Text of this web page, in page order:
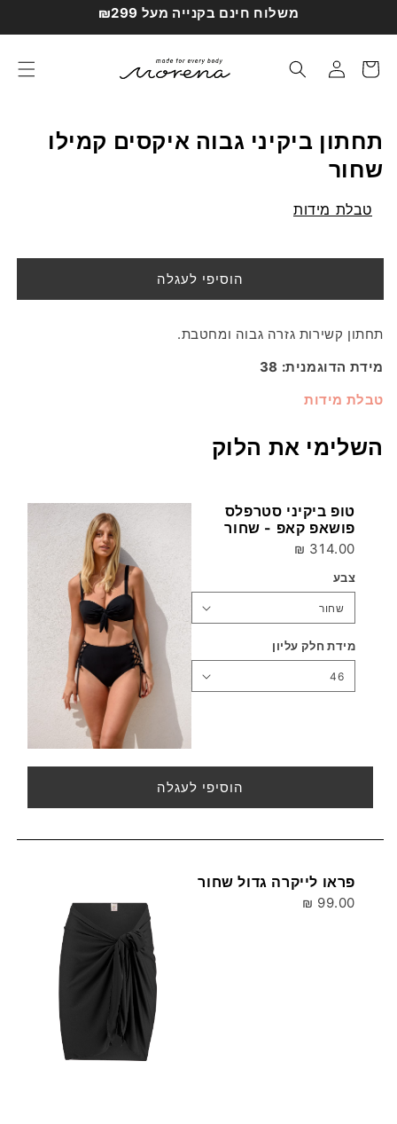
משלוח חינם בקנייה מעל ₪299
התחברות
קניות
תחתון ביקיני גבוה איקסים קמילו
שחור
טבלת מידות
הוסיפי לעגלה
תחתון קשירות גזרה גבוה ומחטבת.
מידת הדוגמנית: 38
טבלת מידות
השלימי את הלוק
314.00 ₪
טופ ביקיני סטרפלס
פושאפ קאפ - שחור
צבע
מידת חלק עליון
הוסיפי לעגלה
99.00 ₪
פראו לייקרה גדול שחור